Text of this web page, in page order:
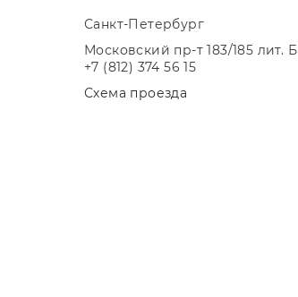
Санкт-Петербург
Московский пр-т 183/185 лит. Б
+7 (812) 374 56 15
Схема проезда